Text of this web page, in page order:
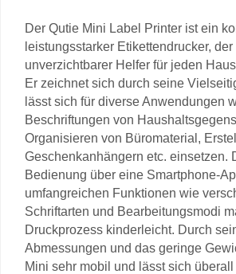
Der Qutie Mini Label Printer ist ein
leistungsstarker Etikettendrucker,
unverzichtbarer Helfer für jeden
Er zeichnet sich durch seine
lässt sich für diverse Anwendungen
Beschriftungen von
Organisieren von Büromaterial,
Geschenkanhängern etc. einsetzen.
Bedienung über eine Smartphone-
umfangreichen Funktionen wie
Schriftarten und Bearbeitungsmodi
Druckprozess kinderleicht. Durch
Abmessungen und das geringe
Mini sehr mobil und lässt sich